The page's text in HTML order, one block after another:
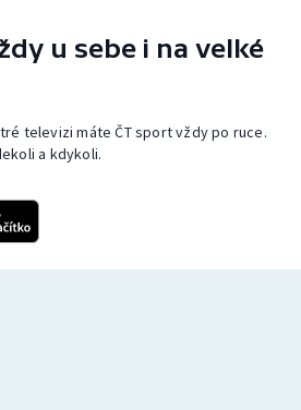
u sebe i na velké
televizi máte ČT sport vždy po ruce.
a kdykoli.